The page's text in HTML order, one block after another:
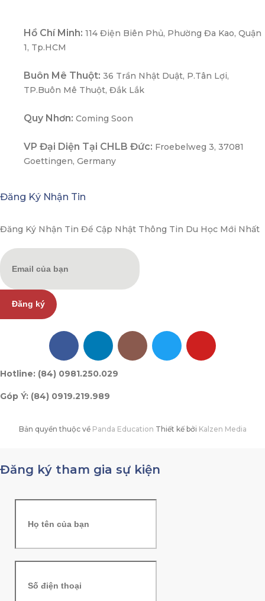
Hồ Chí Minh: 114 Điện Biên Phủ, Phường Đa Kao, Quận
1, Tp.HCM
Buôn Mê Thuột: 36 Trần Nhật Duật, P.Tân Lợi,
TP.Buôn Mê Thuột, Đắk Lắk
Quy Nhơn: Coming Soon
VP Đại Diện Tại CHLB Đức: Froebelweg 3, 37081
Goettingen, Germany
Đăng Ký Nhận Tin
Đăng Ký Nhận Tin Để Cập Nhật Thông Tin Du Học Mới Nhất
Đăng ký
Hotline: (84) 0981.250.029
Góp Ý: (84) 0919.219.989
Bản quyền thuộc về Panda Education Thiết kế bởi Kalzen Media
Đăng ký tham gia sự kiện